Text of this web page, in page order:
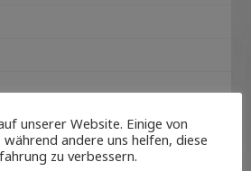
unserer Website. Einige von
während andere uns helfen, diese
zu verbessern.